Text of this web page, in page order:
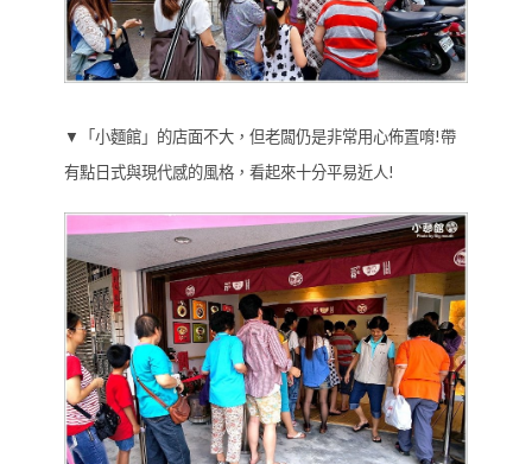
▼「小麵館」的店面不大，但老闆仍是非常用心佈置唷!帶
有點日式與現代感的風格，看起來十分平易近人!